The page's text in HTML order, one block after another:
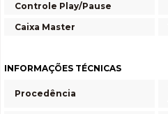
Controle Play/Pause
Caixa Master
INFORMAÇÕES TÉCNICAS
Procedência